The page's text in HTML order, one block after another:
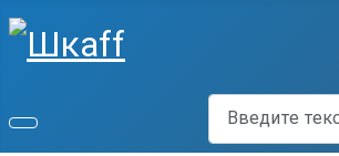
Поиск